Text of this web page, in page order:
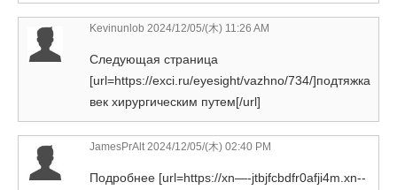
Kevinunlob 2024/12/05/(木) 11:26 AM
Следующая страница
[url=https://exci.ru/eyesight/vazhno/734/]подтяжка
век хирургическим путем[/url]
JamesPrAlt 2024/12/05/(木) 02:40 PM
Подробнее [url=https://xn—-jtbjfcbdfr0afji4m.xn--